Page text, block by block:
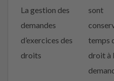
La gestion des
demandes
d’exercices des
droits
sont
temps
droit à